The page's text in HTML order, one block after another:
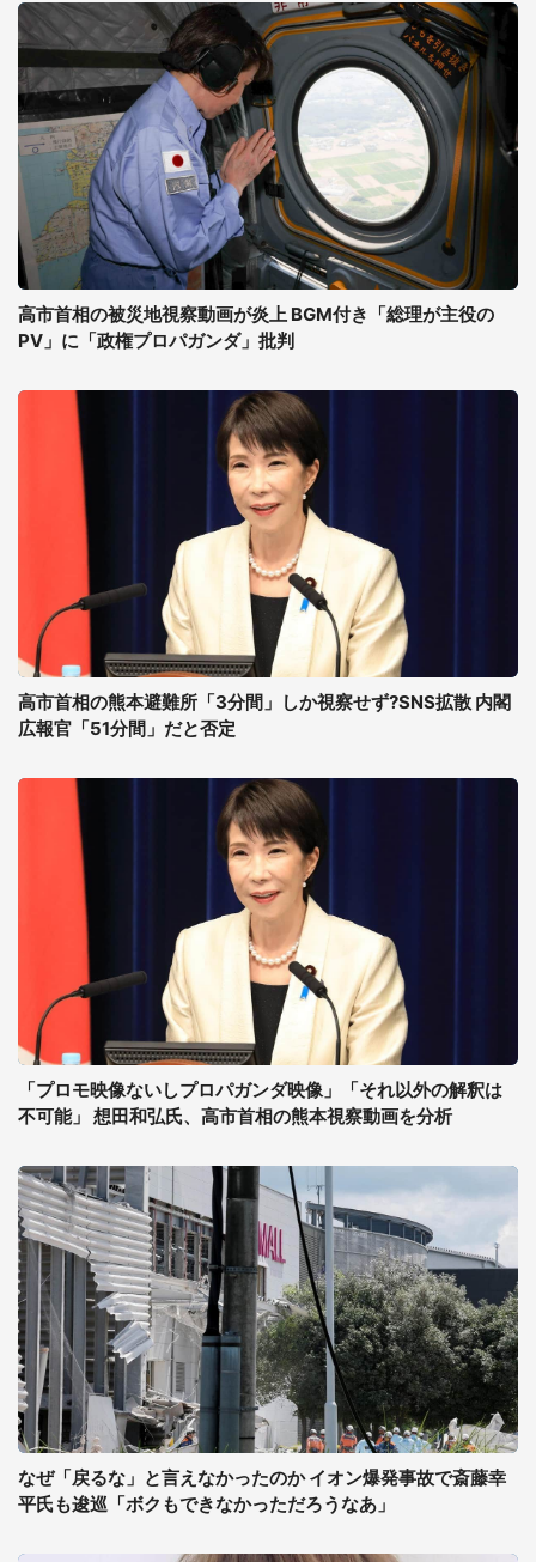
高市首相の被災地視察動画が炎上 BGM付き「総理が主役の
PV」に「政権プロパガンダ」批判
高市首相の熊本避難所「3分間」しか視察せず?SNS拡散 内閣
広報官「51分間」だと否定
「プロモ映像ないしプロパガンダ映像」「それ以外の解釈は
不可能」 想田和弘氏、高市首相の熊本視察動画を分析
なぜ「戻るな」と言えなかったのか イオン爆発事故で斎藤幸
平氏も逡巡「ボクもできなかっただろうなあ」